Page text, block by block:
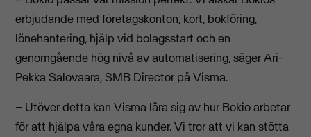
erbjudande med företagskonton, kort, bokföring,
lönehantering, hjälp vid bolagsstart och en
genomgående hög nivå av automatisering, säger Ari-
Pekka Salovaara, SMB Director på Visma.
– Utöver detta kan Visma lära sig av hur Bokio arbetar
för att hjälpa våra egna kunder. Vi tror att vi kan stötta